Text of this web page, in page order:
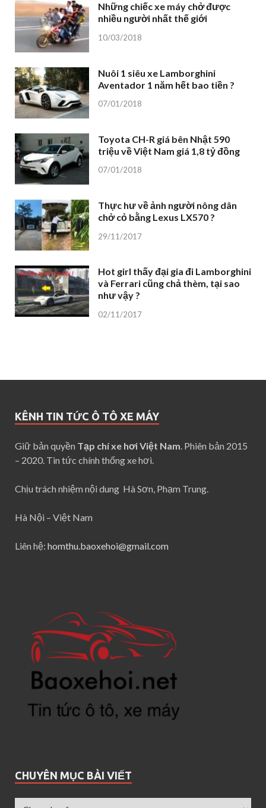
Những chiếc xe máy chở được
nhiều người nhất thế giới
10/03/2018
Nuôi 1 siêu xe Lamborghini
Aventador 1 năm hết bao tiền ?
07/01/2018
Toyota CH-R giá bên Nhật 590
triệu về Việt Nam giá 1,8 tỷ đồng
07/01/2018
Thực hư về ảnh người nông dân
chở cỏ bằng Lexus LX570 ?
29/11/2017
Hot girl thấy đại gia đi Lamborghini
và Ferrari cũng chả thèm, tại sao
như vậy ?
02/11/2017
KÊNH TIN TỨC Ô TÔ XE MÁY
Giữ bản quyền Tạp chí xe hơi Việt Nam . Phiên bản 2015
– 2020. Tin tức chính thống xe hơi.
Chịu trách nhiệm nội dung Hà Sơn, Phạm Trung.
Hà Nội – Việt Nam
Liên hệ: homthu.baoxehoi@gmail.com
CHUYÊN MỤC BÀI VIẾT